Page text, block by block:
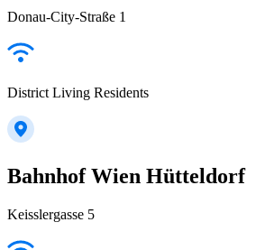
Donau-City-Straße 1
District Living Residents
Bahnhof Wien Hütteldorf
Keisslergasse 5